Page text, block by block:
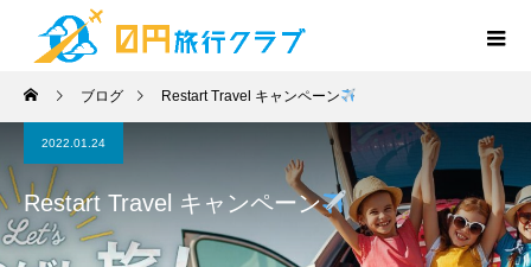
ブログ Restart Travel キャンペーン
2022.01.24
Restart Travel キャンペーン